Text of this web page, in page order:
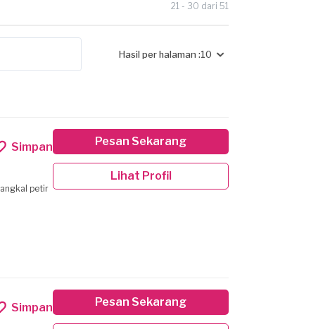
21 - 30 dari 51
Hasil per halaman :10
Simpan
petir
Pesan Sekarang
Lihat Profil
Simpan Pesan Sekarang